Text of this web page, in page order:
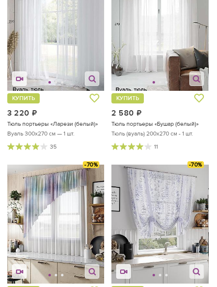
3 220
КУПИТЬ
Тюль портьеры «Ларези (белый)»
Вуаль 300х270 см — 1 шт.
35
2 580
КУПИТЬ
Тюль портьеры «Бушар (белый)»
Тюль (вуаль) 200х270 см - 1 шт.
11
-70% -70%